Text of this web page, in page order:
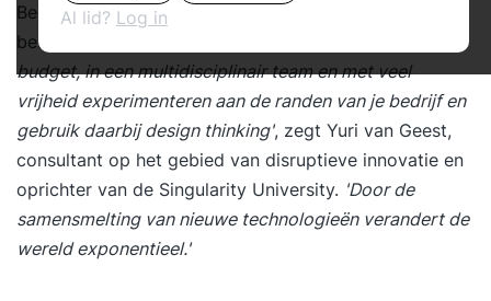
Bedrijven die radicaal willen innoveren doen dat het
beste met lean start-ups.
budget, in een multidisciplinair team en met veel
vrijheid experimenteren aan de randen van je bedrijf en
gebruik daarbij design thinking', zegt Yuri van Geest,
consultant op het gebied van disruptieve innovatie en
oprichter van de Singularity University. 'Door de
samensmelting van nieuwe technologieën verandert de
wereld exponentieel.'
Al lid? Log in